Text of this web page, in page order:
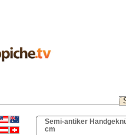
Semi-antiker
cm